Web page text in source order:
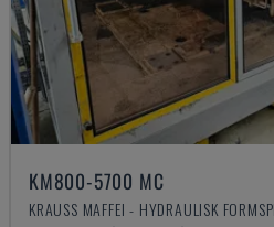
KM800-5700 MC
KRAUSS MAFFEI - HYDRAULISK